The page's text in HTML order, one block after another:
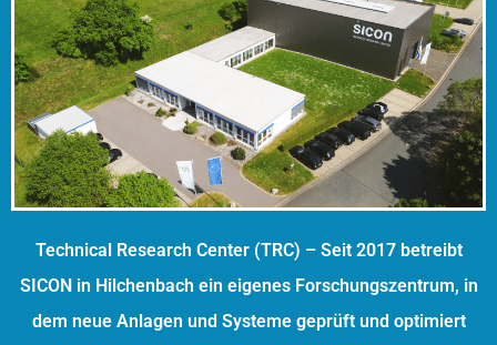
Technical Research Center (TRC) – Seit 2017 betreibt
SICON in Hilchenbach ein eigenes Forschungszentrum, in
dem neue Anlagen und Systeme geprüft und optimiert